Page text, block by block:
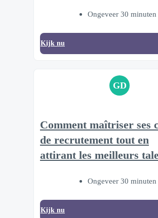
Ongeveer 30 minuten
Kijk nu
GD
Comment maîtriser ses
de recrutement tout en
attirant les meilleurs
Ongeveer 30 minuten
Kijk nu